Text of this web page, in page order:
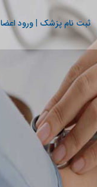
ثبت نام پزشک |ورود اعضا